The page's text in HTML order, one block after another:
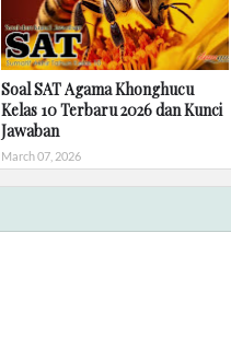
Soal SAT Agama Khonghucu
Kelas 10 Terbaru 2026 dan Kunci
Jawaban
March 07, 2026